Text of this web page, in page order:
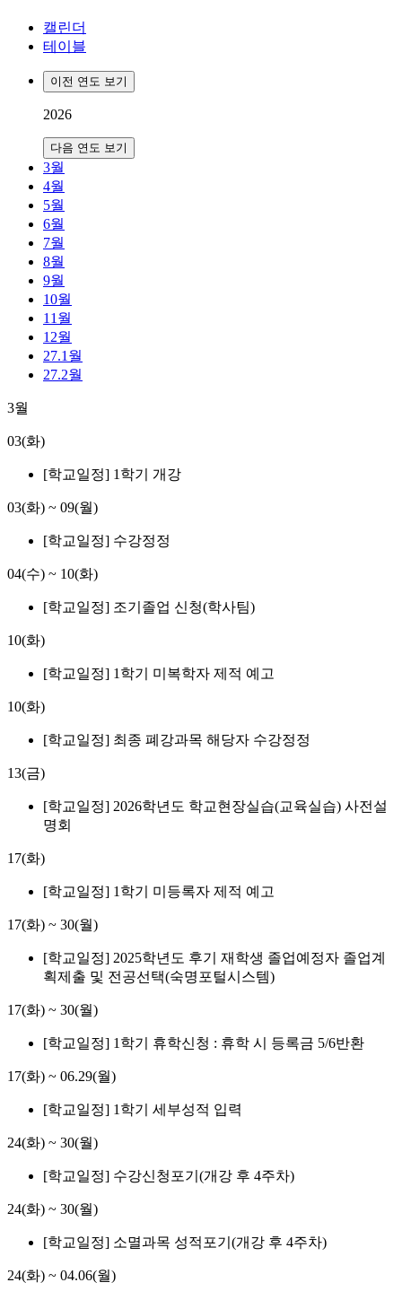
캘린더
테이블
이전 연도 보기
2026
다음 연도 보기
3월
4월
5월
6월
7월
8월
9월
10월
11월
12월
27.1월
27.2월
3월
03(화)
[학교일정] 1학기 개강
03(화) ~ 09(월)
[학교일정] 수강정정
04(수) ~ 10(화)
[학교일정] 조기졸업 신청(학사팀)
10(화)
[학교일정] 1학기 미복학자 제적 예고
10(화)
[학교일정] 최종 폐강과목 해당자 수강정정
13(금)
[학교일정] 2026학년도 학교현장실습(교육실습) 사전설
명회
17(화)
[학교일정] 1학기 미등록자 제적 예고
17(화) ~ 30(월)
[학교일정] 2025학년도 후기 재학생 졸업예정자 졸업계
획제출 및 전공선택(숙명포털시스템)
17(화) ~ 30(월)
[학교일정] 1학기 휴학신청 : 휴학 시 등록금 5/6반환
17(화) ~ 06.29(월)
[학교일정] 1학기 세부성적 입력
24(화) ~ 30(월)
[학교일정] 수강신청포기(개강 후 4주차)
24(화) ~ 30(월)
[학교일정] 소멸과목 성적포기(개강 후 4주차)
24(화) ~ 04.06(월)